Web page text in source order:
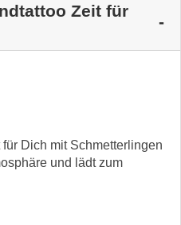
Zeit für
Dich mit Schmetterlingen
und lädt zum